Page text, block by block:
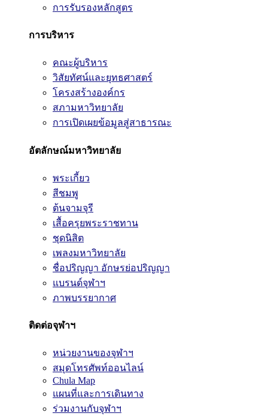
การรับรองหลักสูตร
การบริหาร
คณะผู้บริหาร
วิสัยทัศน์และยุทธศาสตร์
โครงสร้างองค์กร
สภามหาวิทยาลัย
การเปิดเผยข้อมูลสู่สาธารณะ
อัตลักษณ์มหาวิทยาลัย
พระเกี้ยว
สีชมพู
ต้นจามจุรี
เสื้อครุยพระราชทาน
ชุดนิสิต
เพลงมหาวิทยาลัย
ชื่อปริญญา อักษรย่อปริญญา
แบรนด์จุฬาฯ
ภาพบรรยากาศ
ติดต่อจุฬาฯ
หน่วยงานของจุฬาฯ
สมุดโทรศัพท์ออนไลน์
Chula Map
แผนที่และการเดินทาง
ร่วมงานกับจุฬาฯ